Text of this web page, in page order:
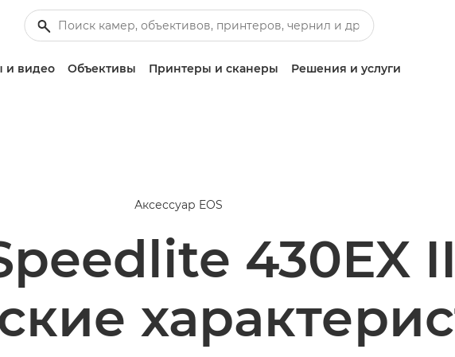
и видео Объективы Принтеры и сканеры Решения и услуги
Аксессуар EOS
430EX